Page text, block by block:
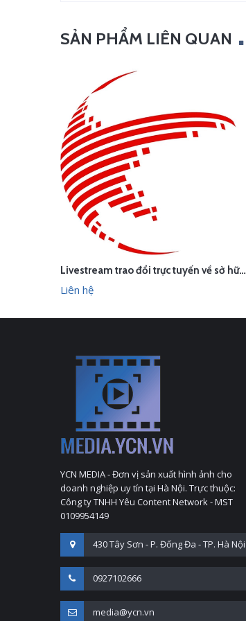
SẢN PHẨM LIÊN QUAN
LIÊN HỆ XEM NHANH
Livestream trao đổi trực tuyến về sở hữu trí tuệ trong hiệp định EVFTA
Liên hệ
YCN MEDIA - Đơn vị sản xuất hình ảnh cho
doanh nghiệp uy tín tại Hà Nội. Trực thuộc:
Công ty TNHH Yêu Content Network - MST
0109954149
430 Tây Sơn - P. Đống Đa - TP. Hà Nội
0927102666
media@ycn.vn